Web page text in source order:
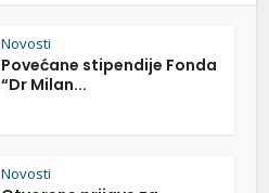
Novosti
Povećane stipendije Fonda
“Dr Milan...
Novosti